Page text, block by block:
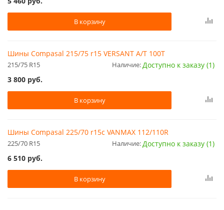
В корзину
Шины Compasal 215/75 r15 VERSANT A/T 100T
215/75 R15 Наличие:Доступно к заказу (1)
3 800 руб.
В корзину
Шины Compasal 225/70 r15c VANMAX 112/110R
225/70 R15 Наличие:Доступно к заказу (1)
6 510 руб.
В корзину